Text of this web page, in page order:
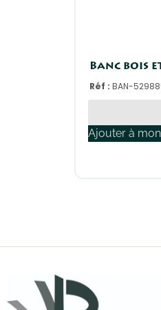
Banc bois
Réf : BAN-
Ajouter à